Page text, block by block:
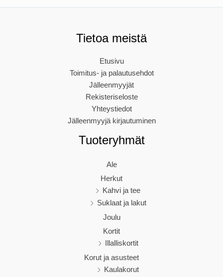
Tietoa meistä
Etusivu
Toimitus- ja palautusehdot
Jälleenmyyjät
Rekisteriseloste
Yhteystiedot
Jälleenmyyjä kirjautuminen
Tuoteryhmät
Ale
Herkut
Kahvi ja tee
Suklaat ja lakut
Joulu
Kortit
Illalliskortit
Korut ja asusteet
Kaulakorut